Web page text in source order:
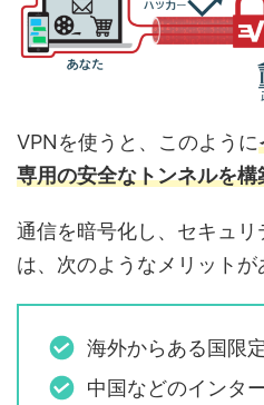
VPNを使うと、このように
専用の安全なトンネルを構
通信を暗号化し、セキュ
は、次のようなメリットが
海外からある国限
中国などのインタ